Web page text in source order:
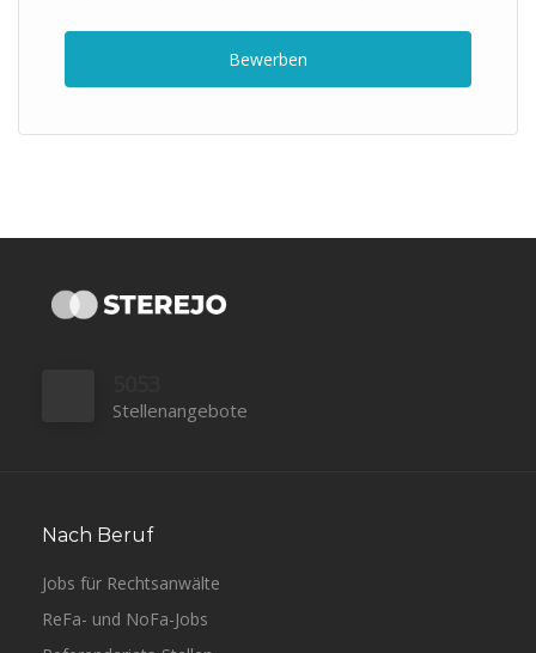
Bewerben
Stellenangebote
Nach Beruf
Jobs für Rechtsanwälte
ReFa- und NoFa-Jobs